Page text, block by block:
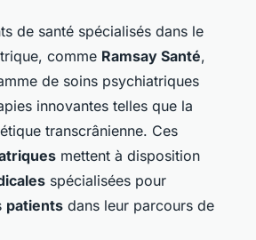
de santé spécialisés dans le
comme Ramsay Santé,
de soins psychiatriques
innovantes telles que la
transcrânienne. Ces
mettent à disposition
spécialisées pour
patients dans leur parcours de